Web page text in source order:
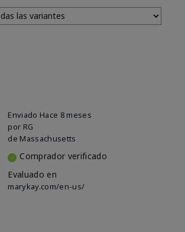
Enviado Hace 8 meses
por RG
de Massachusetts
Comprador verificado
Evaluado en
marykay.com/en-us/